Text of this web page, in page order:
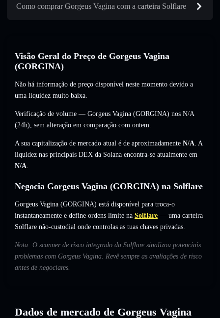
Como comprar Gorgeus Vagina com a carteira Solflare
Visão Geral do Preço de Gorgeus Vagina
(GORGINA)
Não há informação de preço disponível neste momento devido a
uma liquidez muito baixa.
Verificação de volume — Gorgeus Vagina (GORGINA) nos N/A
(24h), sem alteração em comparação com ontem.
A sua capitalização de mercado atual é de aproximadamente N/A. A
liquidez nas principais DEX da Solana encontra-se atualmente em
N/A.
Negocia Gorgeus Vagina (GORGINA) na Solflare
Gorgeus Vagina (GORGINA) está disponível para troca-o
instantaneamente e define ordens limite na Solflare — uma carteira
Solflare não-custodial onde controlas as tuas chaves privadas.
Nota: O scanner de risco integrado da Solflare sinalizou potenciais
problemas com Gorgeus Vagina. Revê sempre as avaliações de risco
antes de negociares.
Dados de mercado de Gorgeus Vagina